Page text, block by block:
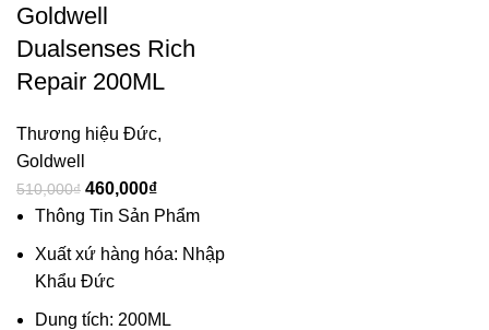
Goldwell
Dualsenses Rich
Repair 200ML
Thương hiệu Đức,
Goldwell
510,000₫ 460,000₫
Thông Tin Sản Phẩm
Xuất xứ hàng hóa: Nhập
Khẩu Đức
Dung tích: 200ML